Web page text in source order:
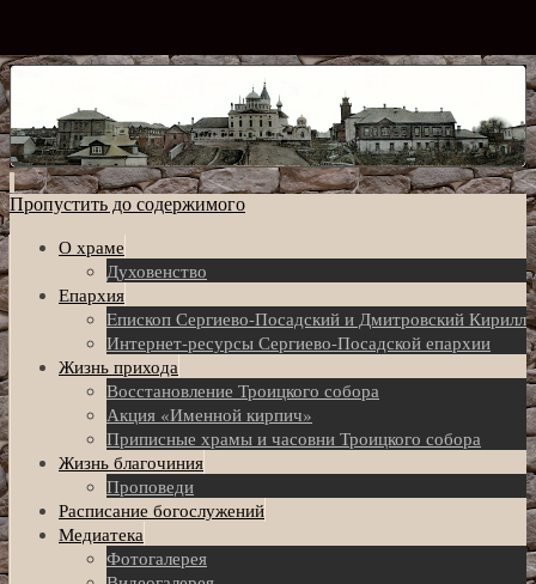
Пропустить до содержимого
О храме
Духовенство
Епархия
Eпископ Сергиево-Посадский и Дмитровский Кирилл
Интернет-ресурсы Сергиево-Посадской епархии
Жизнь прихода
Восстановление Троицкого собора
Акция «Именной кирпич»
Приписные храмы и часовни Троицкого собора
Жизнь благочиния
Проповеди
Расписание богослужений
Медиатека
Фотогалерея